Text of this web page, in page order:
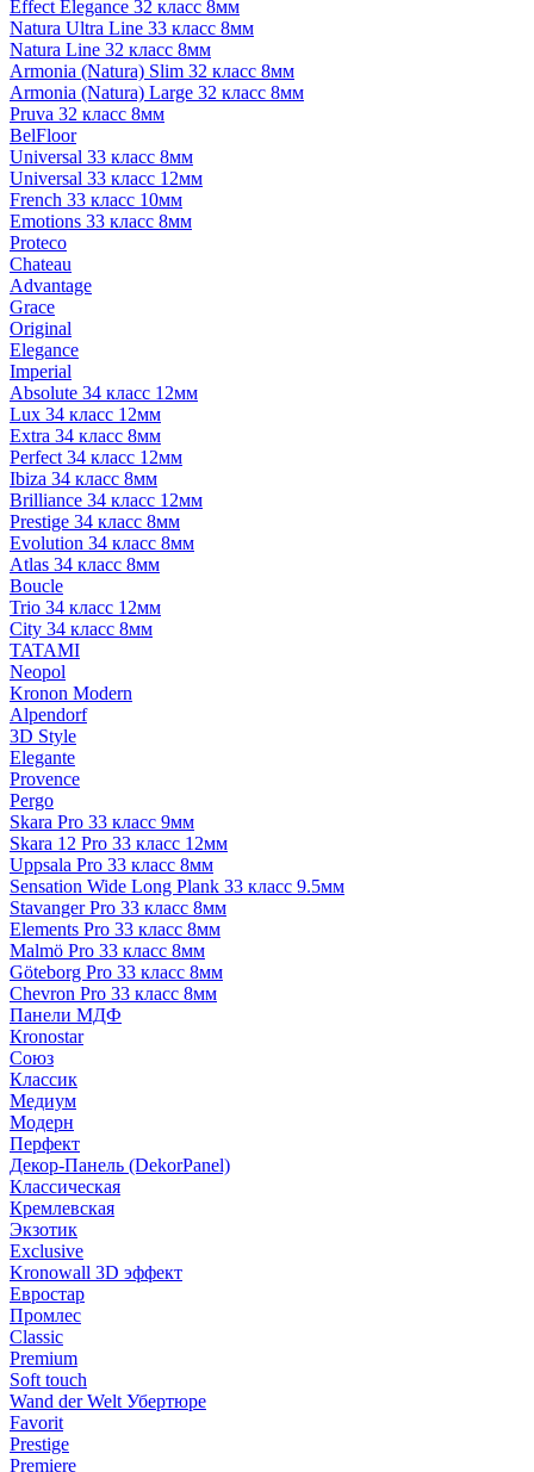
Effect Elegance 32 класс 8мм
Natura Ultra Line 33 класс 8мм
Natura Line 32 класс 8мм
Armonia (Natura) Slim 32 класс 8мм
Armonia (Natura) Large 32 класс 8мм
Pruva 32 класс 8мм
BelFloor
Universal 33 класс 8мм
Universal 33 класс 12мм
French 33 класс 10мм
Emotions 33 класс 8мм
Proteco
Chateau
Advantage
Grace
Original
Elegance
Imperial
Absolute 34 класс 12мм
Lux 34 класс 12мм
Extra 34 класс 8мм
Perfect 34 класс 12мм
Ibiza 34 класс 8мм
Brilliance 34 класс 12мм
Prestige 34 класс 8мм
Evolution 34 класс 8мм
Atlas 34 класс 8мм
Boucle
Trio 34 класс 12мм
City 34 класс 8мм
TATAMI
Neopol
Kronon Modern
Alpendorf
3D Style
Elegante
Provence
Pergo
Skara Pro 33 класс 9мм
Skara 12 Pro 33 класс 12мм
Uppsala Pro 33 класс 8мм
Sensation Wide Long Plank 33 класс 9.5мм
Stavanger Pro 33 класс 8мм
Elements Pro 33 класс 8мм
Malmö Pro 33 класс 8мм
Göteborg Pro 33 класс 8мм
Chevron Pro 33 класс 8мм
Панели МДФ
Кronostar
Союз
Классик
Медиум
Модерн
Перфект
Декор-Панель (DekorPanel)
Классическая
Кремлевская
Экзотик
Exclusive
Kronowall 3D эффект
Евростар
Промлес
Classic
Premium
Soft touch
Wand der Welt Убертюре
Favorit
Prestige
Premiere